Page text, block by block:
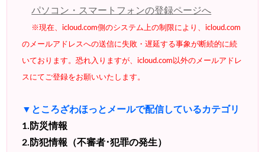
パソコン・スマートフォンの登録ページへ
※現在、icloud.com側のシステム上の制限により、icloud.com
のメールアドレスへの送信に失敗・遅延する事象が断続的に続
いております。恐れ入りますが、icloud.com以外のメールアドレ
スにてご登録をお願いいたします。
▼ところざわほっとメールで配信しているカテゴリ
1.防災情報
2.防犯情報（不審者･犯罪の発生）